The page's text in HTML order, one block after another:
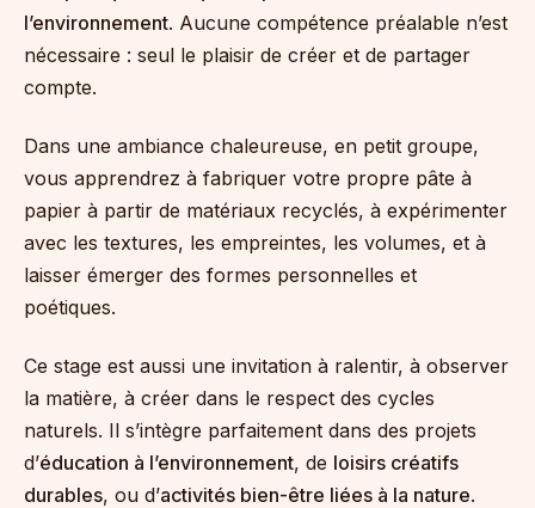
l’environnement. Aucune compétence préalable n’est
nécessaire : seul le plaisir de créer et de partager
compte.
Dans une ambiance chaleureuse, en petit groupe,
vous apprendrez à fabriquer votre propre pâte à
papier à partir de matériaux recyclés, à expérimenter
avec les textures, les empreintes, les volumes, et à
laisser émerger des formes personnelles et
poétiques.
Ce stage est aussi une invitation à ralentir, à observer
la matière, à créer dans le respect des cycles
naturels. Il s’intègre parfaitement dans des projets
d’éducation à l’environnement, de loisirs créatifs
durables, ou d’activités bien-être liées à la nature.